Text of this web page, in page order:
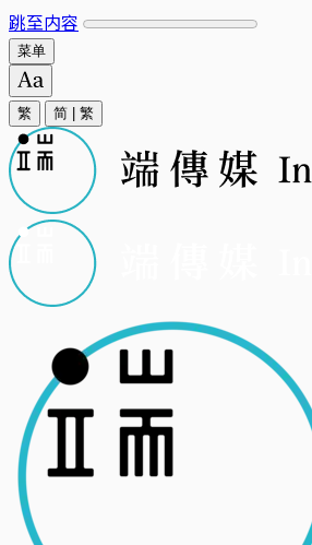
跳至内容
菜单
繁 简 繁